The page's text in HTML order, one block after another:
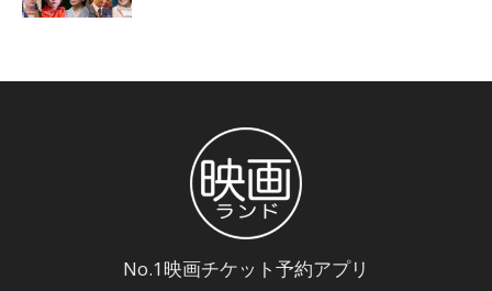
No.1映画チケット予約アプリ